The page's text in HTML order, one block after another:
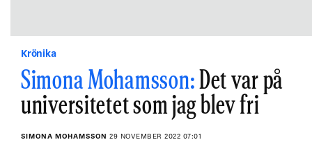
Krönika
Simona Mohamsson:Det var på
universitetet som jag blev fri
SIMONA MOHAMSSON 29 NOVEMBER 2022 07:01